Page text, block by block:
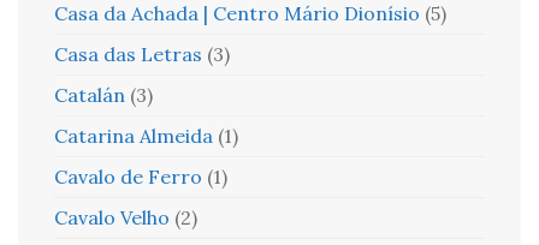
Casa da Achada | Centro Mário Dionísio (5)
Casa das Letras (3)
Catalán (3)
Catarina Almeida (1)
Cavalo de Ferro (1)
Cavalo Velho (2)